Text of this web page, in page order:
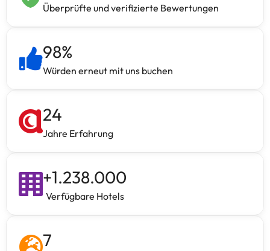
Überprüfte und verifizierte Bewertungen
98%
Würden erneut mit uns buchen
24
Jahre Erfahrung
+1.238.000
Verfügbare Hotels
7